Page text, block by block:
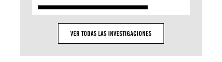
VER TODAS LAS INVESTIGACIONES